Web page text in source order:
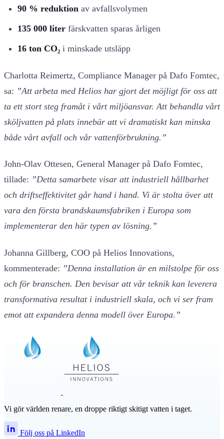
90 % reduktion av avfallsvolymen
135 000 liter färskvatten sparas årligen
16 ton CO₂ i minskade utsläpp
Charlotta Reimertz, Compliance Manager på Dafo Fomtec,
sa: ”Att arbeta med Helios har gjort det möjligt för oss att
ta ett stort steg framåt i vårt miljöansvar. Att behandla vårt
sköljvatten på plats innebär att vi dramatiskt kan minska
både vårt avfall och vår vattenförbrukning.”
John-Olav Ottesen, General Manager på Dafo Fomtec,
tillade: ”Detta samarbete visar att industriell hållbarhet
och driftseffektivitet går hand i hand. Vi är stolta över att
vara den första brandskaumsfabriken i Europa som
implementerar den här typen av lösning.”
Johanna Gillberg, COO på Helios Innovations,
kommenterade: ”Denna installation är en milstolpe för oss
och för branschen. Den bevisar att vår teknik kan leverera
transformativa resultat i industriell skala, och vi ser fram
emot att expandera denna modell över Europa.”
Vi gör världen renare, en droppe riktigt skitigt vatten i taget.
Följ oss på LinkedIn